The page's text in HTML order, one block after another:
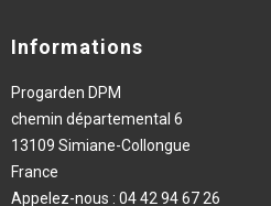
Informations
Progarden DPM
chemin départemental 6
13109 Simiane-Collongue
France
Appelez-nous : 04 42 94 67 26